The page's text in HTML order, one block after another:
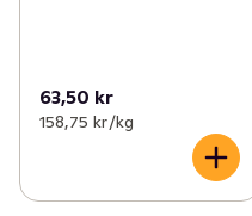
63,50 kr
158,75 kr /kg